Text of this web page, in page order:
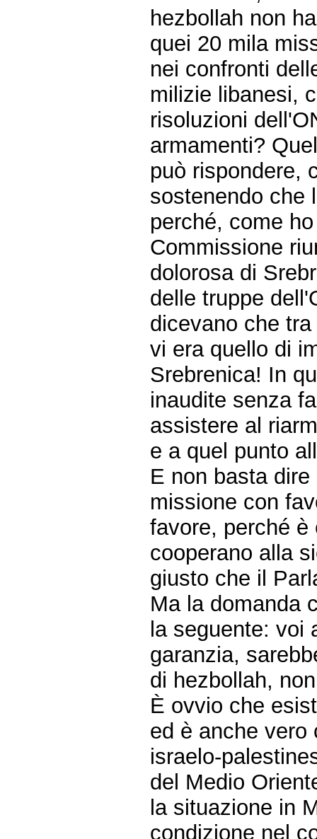
hezbollah non
quei 20 mila
nei confronti
milizie libanesi,
risoluzioni
armamenti?
può rispondere,
sostenendo che
perché, come
Commissione
dolorosa di
delle truppe
dicevano che
vi era quello di
Srebrenica! In
inaudite senza
assistere al
e a quel punto
E non basta
missione con
favore, perché è
cooperano alla
giusto che il
Ma la domanda
la seguente: voi
garanzia,
di hezbollah,
È ovvio che
ed è anche vero
israelo-
del Medio
la situazione in
condizione nel